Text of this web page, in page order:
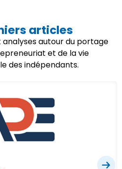
articles
autour du portage
et de la vie
des indépendants.